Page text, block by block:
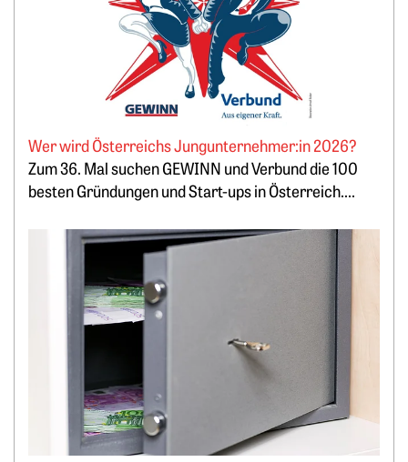
Wer wird Österreichs Jungunternehmer:in 2026?
Zum 36. Mal suchen GEWINN und Verbund die 100
besten Gründungen und Start-ups in Österreich....
Weiterlesen: Lukrativ Geld parken